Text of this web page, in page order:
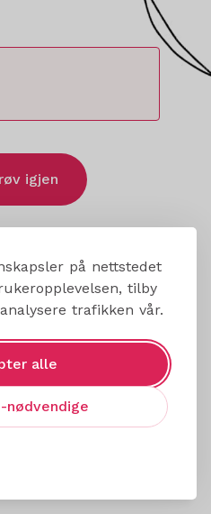
på nettstedet
tilby
trafikken vår.
alle
nødvendige
igjen